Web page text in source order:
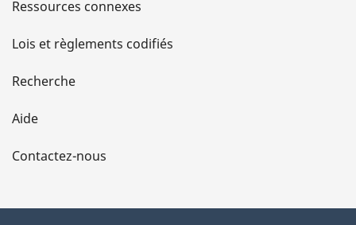
d
e
l
a
Ressources connexes
Lois et règlements codifiés
Recherche
Aide
Contactez-nous